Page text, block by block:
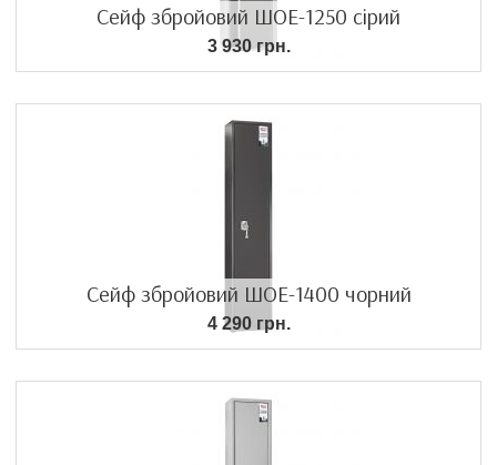
Сейф збройовий ШОЕ-1250 сірий
3 930 грн.
Сейф збройовий ШОЕ-1400 чорний
4 290 грн.